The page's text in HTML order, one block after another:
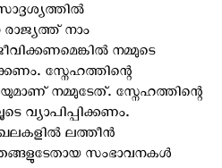
നാം
നമ്മുടെ
സ്നേഹത്തിന്റെ
നമ്മുടേത്. സ്നേഹത്തിന്റെ
വ്യാപിപ്പിക്കണം.
ലത്തീൻ
സംഭാവനകൾ